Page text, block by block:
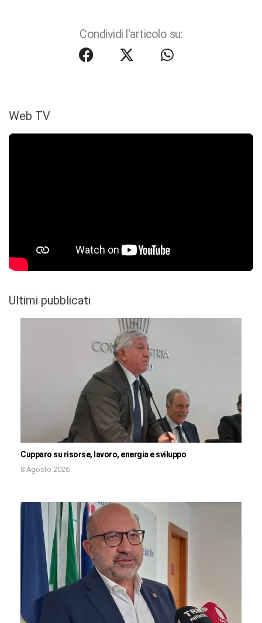
Condividi l'articolo su:
Web TV
Ultimi pubblicati
Cupparo su risorse, lavoro, energia e sviluppo
8 Agosto 2026